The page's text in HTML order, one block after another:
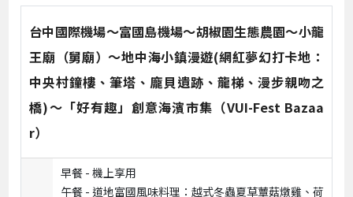
台中國際機場～富國島機場～胡椒園生態農園～小龍
王廟（舅廟）～地中海小鎮漫遊(網紅夢幻打卡地：
中央村鐘樓、筆塔、龐貝遺跡、龍梯、漫步親吻之
橋)～「好有趣」創意海濱市集（VUI-Fest Bazaa
r）
早餐 -機上享用
午餐 -道地富國風味料理：越式冬蟲夏草蕈菇燉雞、荷